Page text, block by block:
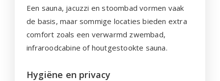
Een sauna, jacuzzi en stoombad vormen vaak
de basis, maar sommige locaties bieden extra
comfort zoals een verwarmd zwembad,
infraroodcabine of houtgestookte sauna.
Hygiëne en privacy